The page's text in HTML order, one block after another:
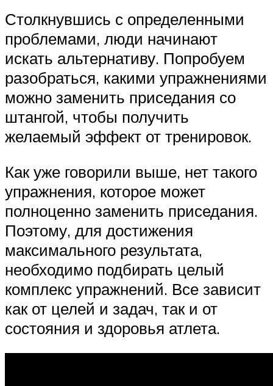
Столкнувшись с определенными
проблемами, люди начинают
искать альтернативу. Попробуем
разобраться, какими упражнениями
можно заменить приседания со
штангой, чтобы получить
желаемый эффект от тренировок.
Как уже говорили выше, нет такого
упражнения, которое может
полноценно заменить приседания.
Поэтому, для достижения
максимального результата,
необходимо подбирать целый
комплекс упражнений. Все зависит
как от целей и задач, так и от
состояния и здоровья атлета.